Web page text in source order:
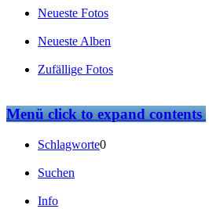
Neueste Fotos
Neueste Alben
Zufällige Fotos
Menüclick to expand contents
Schlagworte0
Suchen
Info